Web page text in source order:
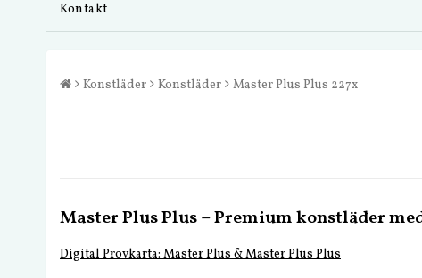
Kontakt
Konstläder Konstläder Master Plus Plus 227x
Master Plus Plus – Premium konstläder
Digital Provkarta: Master Plus & Master Plus Plus